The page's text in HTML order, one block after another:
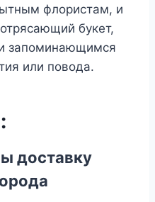
флористам, и
букет,
запоминающимся
или повода.
доставку